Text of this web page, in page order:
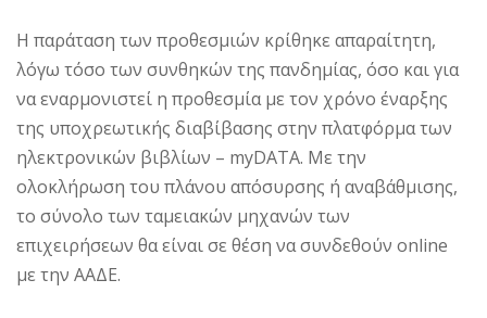
Η παράταση των προθεσμιών κρίθηκε απαραίτητη,
λόγω τόσο των συνθηκών της πανδημίας, όσο και για
να εναρμονιστεί η προθεσμία με τον χρόνο έναρξης
της υποχρεωτικής διαβίβασης στην πλατφόρμα των
ηλεκτρονικών βιβλίων – myDATA. Με την
ολοκλήρωση του πλάνου απόσυρσης ή αναβάθμισης,
το σύνολο των ταμειακών μηχανών των
επιχειρήσεων θα είναι σε θέση να συνδεθούν online
με την ΑΑΔΕ.